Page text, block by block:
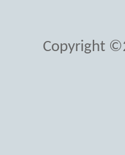
Copyright